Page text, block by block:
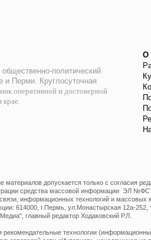
политический
и Перми. Круглосуточная
оперативной и достоверной
О
допускается только с согласия
средства массовой информации ЭЛ
информационных технологий и массовых
614000, г.Пермь, ул.Монастырская 12а-252,
главный редактор Ходаковский Р.Л.
технологии